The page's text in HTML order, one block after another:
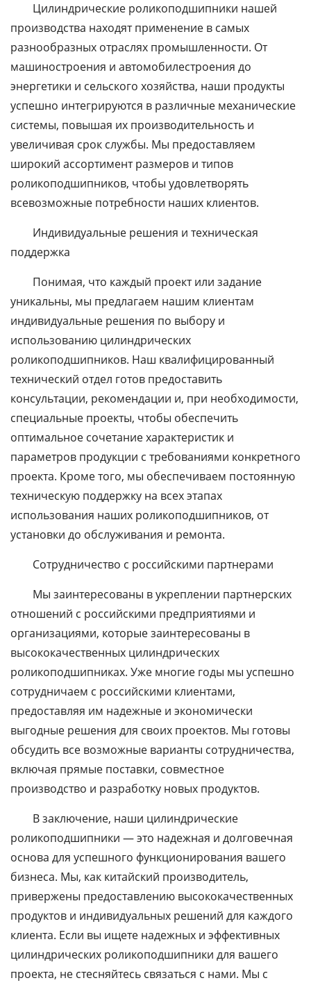
Цилиндрические роликоподшипники нашей
производства находят применение в самых
разнообразных отраслях промышленности. От
машиностроения и автомобилестроения до
энергетики и сельского хозяйства, наши продукты
успешно интегрируются в различные механические
системы, повышая их производительность и
увеличивая срок службы. Мы предоставляем
широкий ассортимент размеров и типов
роликоподшипников, чтобы удовлетворять
всевозможные потребности наших клиентов.
Индивидуальные решения и техническая
поддержка
Понимая, что каждый проект или задание
уникальны, мы предлагаем нашим клиентам
индивидуальные решения по выбору и
использованию цилиндрических
роликоподшипников. Наш квалифицированный
технический отдел готов предоставить
консультации, рекомендации и, при необходимости,
специальные проекты, чтобы обеспечить
оптимальное сочетание характеристик и
параметров продукции с требованиями конкретного
проекта. Кроме того, мы обеспечиваем постоянную
техническую поддержку на всех этапах
использования наших роликоподшипников, от
установки до обслуживания и ремонта.
Сотрудничество с российскими партнерами
Мы заинтересованы в укреплении партнерских
отношений с российскими предприятиями и
организациями, которые заинтересованы в
высококачественных цилиндрических
роликоподшипниках. Уже многие годы мы успешно
сотрудничаем с российскими клиентами,
предоставляя им надежные и экономически
выгодные решения для своих проектов. Мы готовы
обсудить все возможные варианты сотрудничества,
включая прямые поставки, совместное
производство и разработку новых продуктов.
В заключение, наши цилиндрические
роликоподшипники — это надежная и долговечная
основа для успешного функционирования вашего
бизнеса. Мы, как китайский производитель,
привержены предоставлению высококачественных
продуктов и индивидуальных решений для каждого
клиента. Если вы ищете надежных и эффективных
цилиндрических роликоподшипники для вашего
проекта, не стесняйтесь связаться с нами. Мы с